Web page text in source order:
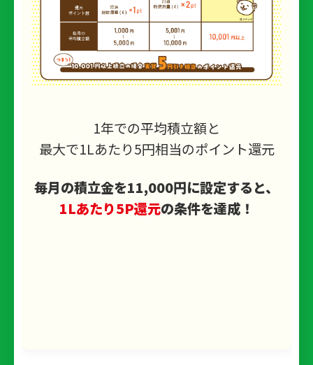
1年での平均積立額と
最大で1Lあたり5円相当のポイント還元
毎月の積立金を11,000円に設定すると、
1Lあたり5P還元の条件を達成！